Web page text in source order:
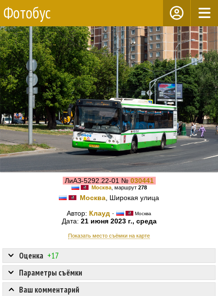
Фотобус
ЛиАЗ-5292.22-01 № 030441
Москва, маршрут 278
Москва , Широкая улица
Автор: Клауд · Москва
Дата: 21 июня 2023 г., среда
Показать место съёмки на карте
Оценка +17
Параметры съёмки
Ваш комментарий